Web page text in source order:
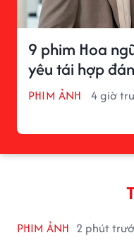
9 phim Hoa
yêu tái hợp
PHIM ẢNH 4 giờ
PHIM ẢNH 2 phút